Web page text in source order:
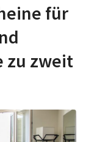
für
zu zweit